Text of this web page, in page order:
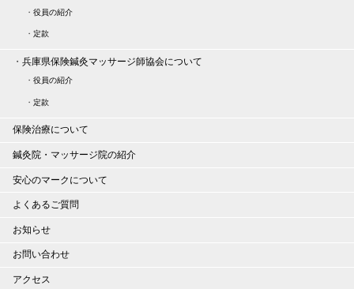
・ 役員の紹介
・ 定款
・ 兵庫県保険鍼灸マッサージ師協会について
・ 役員の紹介
・ 定款
保険治療について
鍼灸院・マッサージ院の紹介
安心のマークについて
よくあるご質問
お知らせ
お問い合わせ
アクセス